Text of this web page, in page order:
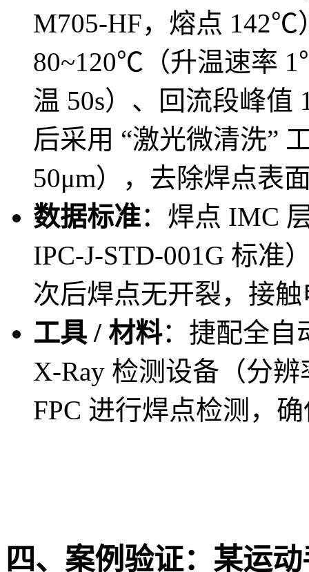
M705-HF，熔点 142℃
80~120℃（升温速率
温 50s）、回流段峰
后采用 “激光微清洗”
50μm），去除焊点表
数据标准：焊点 IMC
IPC-J-STD-001G 标准
次后焊点无开裂，接
工具 / 材料：捷配全自
X-Ray 检测设备（分
FPC 进行焊点检测，
四、案例验证：某运